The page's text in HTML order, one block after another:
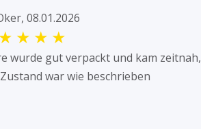
08.01.2026
★ ★ ★ ★
wurde gut verpackt und kam zeitnah,
war wie beschrieben